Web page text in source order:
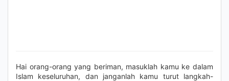
Hai orang-orang yang beriman, masuklah kamu ke dalam
Islam keseluruhan, dan janganlah kamu turut langkah-